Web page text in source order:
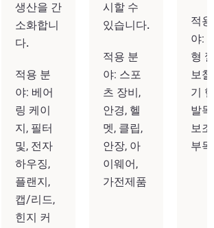
생산을 간
소화합니
다.
적용 분
야: 베어
링 케이
지, 필터
및, 전자
하우징,
플랜지,
캡/리드,
힌지 커
시할 수
있습니다.
적용 분
야: 스포
츠 장비,
안경, 헬
멧, 클립,
안장, 아
이웨어,
가전제품
적
야:
형
보
기
발
보
부